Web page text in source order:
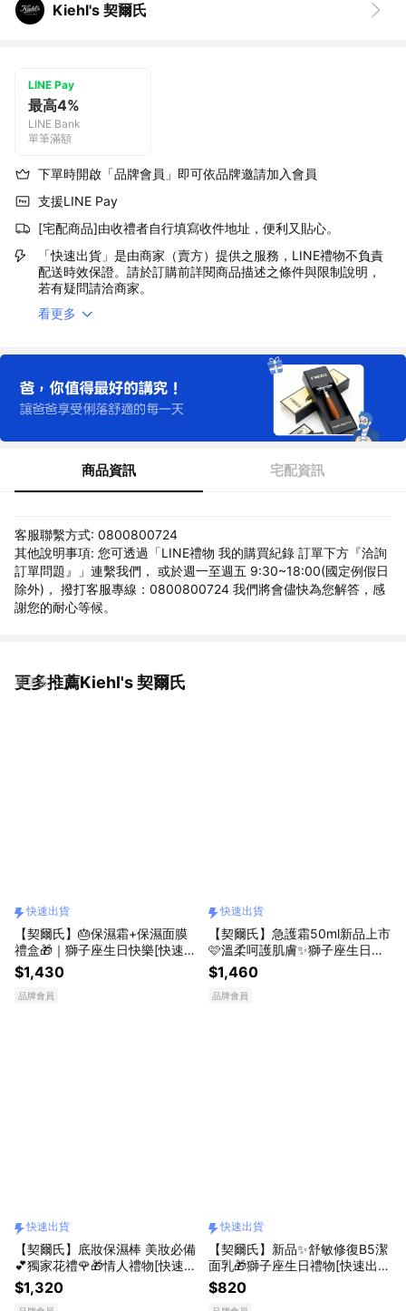
Kiehl's 契爾氏
LINE Pay
最高4%
LINE Bank
單筆滿額
下單時開啟「品牌會員」即可依品牌邀請加入會員
支援LINE Pay
[宅配商品]由收禮者自行填寫收件地址，便利又貼心。
「快速出貨」是由商家（賣方）提供之服務，LINE禮物不負責
配送時效保證。請於訂購前詳閱商品描述之條件與限制說明，
若有疑問請洽商家。
看更多
商品資訊 宅配資訊
客服聯繫方式: 0800800724
其他說明事項: 您可透過「LINE禮物 我的購買紀錄 訂單下方『洽詢
訂單問題』」連繫我們， 或於週一至週五 9:30~18:00(國定例假日
除外)， 撥打客服專線：0800800724 我們將會儘快為您解答，感
謝您的耐心等候。
更多推薦Kiehl's 契爾氏
看更多
快速出貨
【契爾氏】🎂保濕霜+保濕面膜
禮盒​🎁｜獅子座生日快樂[快速出
貨]
$1,430
品牌會員
快速出貨
【契爾氏】急護霜50ml新品上市
🩷溫柔呵護肌膚✨獅子座生日快
樂🎁｜LINE禮物獨家[快速出貨]
$1,460
品牌會員
快速出貨
【契爾氏】底妝保濕棒 美妝必備
💕獨家花禮🌹🎁情人禮物[快速出
貨]
$1,320
快速出貨
【契爾氏】新品✨舒敏修復B5潔
面乳🎁獅子座生日禮物[快速出
貨]
$820